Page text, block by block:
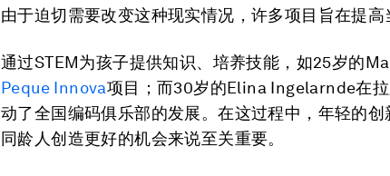
由于迫切需要改变这种现实情况，许多项目旨在提高
通过STEM为孩子提供知识、培养技能，如25岁的
Peque Innova项目；而30岁的Elina Ingelarnde在
动了全国编码俱乐部的发展。在这过程中，年轻的
同龄人创造更好的机会来说至关重要。